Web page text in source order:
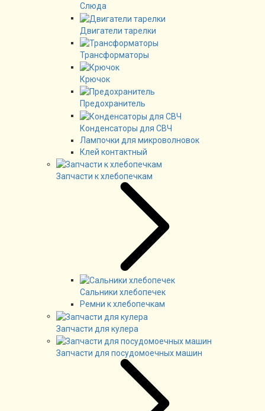
Слюда
Двигатели тарелки
Трансформаторы
Крючок
Предохранитель
Конденсаторы для СВЧ
Лампочки для микроволновок
Клей контактный
Запчасти к хлебопечкам
Сальники хлебопечек
Ремни к хлебопечкам
Запчасти для кулера
Запчасти для посудомоечных машин